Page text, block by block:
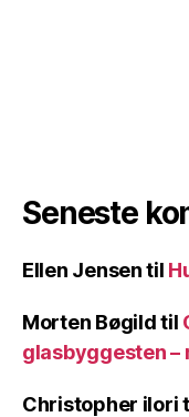
Seneste
Ellen Jensentil
Morten Bøgildtil
glasbyggesten –
Christopher ilori